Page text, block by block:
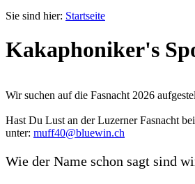
Sie sind hier: Startseite
Kakaphoniker's
Wir suchen auf die Fasnacht 2026
Hast Du Lust an der Luzerner Fasnacht
unter: muff40@bluewin.ch
Wie der Name schon sagt sind